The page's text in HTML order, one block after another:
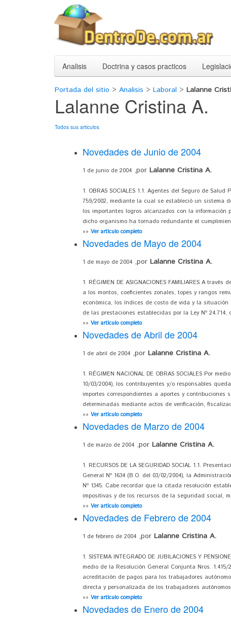
Analisis Doctrina y casos practicos
Portada del sitio > Analisis > Laboral > Lalanne
Lalanne Cristina A.
Todos sus articulos
Novedades de Junio de 2004
1 de junio de 2004 ,por Lalanne Cristina A.
1. OBRAS SOCIALES 1.1. Agentes del Seguro de
759/2002, mediante la cual se estableció un sistema
los importantes logros alcanzados con la
dicho organismo ha tornado redundante el
»» Ver artículo completo
Novedades de Mayo de 2004
1 de mayo de 2004 ,por Lalanne Cristina A.
1. RÉGIMEN DE ASIGNACIONES FAMILIARES A
a los montos, coeficientes zonales, topes y rangos
económica, los índices de costo de vida y la
de las prestaciones establecidas por la Ley Nº
»» Ver artículo completo
Novedades de Abril de 2004
1 de abril de 2004 ,por Lalanne Cristina A.
1. RÉGIMEN NACIONAL DE OBRAS SOCIALES Por
10/03/2004), los contribuyentes y/o responsables
importes correspondientes a aportes y
determinadas mediante actos de verificación,
»» Ver artículo completo
Novedades de Marzo de 2004
1 de marzo de 2004 ,por Lalanne Cristina A.
1. RECURSOS DE LA SEGURIDAD SOCIAL 1.1.
General Nº 1634 (B.O. del 03/02/2004), la
Nº 1345. Cabe recordar que la citada resolución
impositivas y de los recursos de la seguridad social,
»» Ver artículo completo
Novedades de Febrero de 2004
1 de febrero de 2004 ,por Lalanne Cristina A.
1. SISTEMA INTEGRADO DE JUBILACIONES Y
medio de la Resolución General Conjunta Nros. 1.415/
acreditación de pagos para los trabajadores
directa y personalizada de los trabajadores
»» Ver artículo completo
Novedades de Enero de 2004